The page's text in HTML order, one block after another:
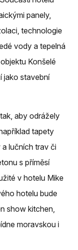
panely,
technologie
vody a tepelná
Konšelé
jako stavební
aby odrážely
tapety
lučních trav či
s příměsí
v hotelu Mike
hotelu bude
show kitchen,
moravskou i